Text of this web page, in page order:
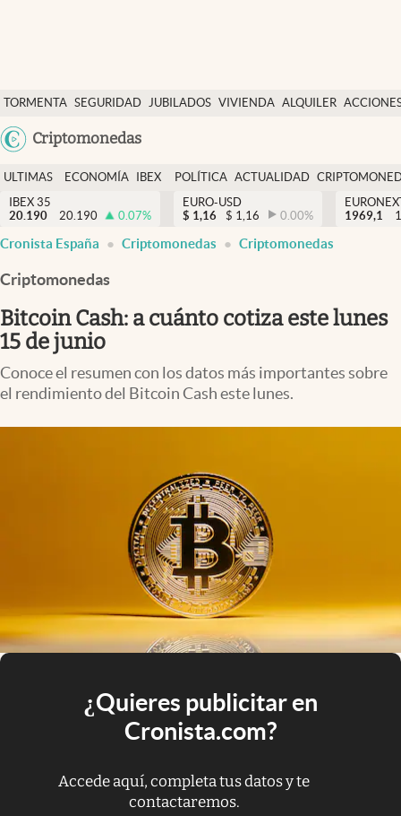
TORMENTA SEGURIDAD JUBILADOS VIVIENDA ALQUILER
USA
Colombia
Criptomonedas
Economía y finanzas
Política
Actualidad
Criptomonedas
España
ULTIMAS
NOTICIAS
ECONOMÍA
FINANZAS
IBEX
EURO
POLÍTICA ACTUALIDAD
IBEX 35
20.190
20.190 0.07%
EURO-USD
$ 1,16 $ 1,16 0.00%
1969,1
Cronista España Criptomonedas Criptomonedas
Criptomonedas
Bitcoin Cash: a cuánto cotiza este lunes
15 de junio
Conoce el resumen con los datos más importantes sobre
el rendimiento del Bitcoin Cash este lunes.
¿Quieres publicitar en
Cronista.com?
Accede aquí, completa tus datos y te
contactaremos.